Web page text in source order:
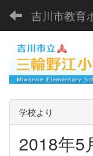
吉川市教育
学校より
2018年5